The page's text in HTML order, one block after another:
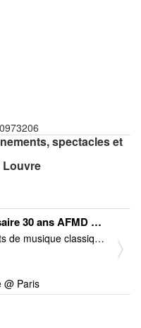
spectacles et
Louvre
Concert anniversaire 30 ans AFMD Mémoire & Vigilance
Concerts - Concerts de musique classique - Musiques de films
@ Paris